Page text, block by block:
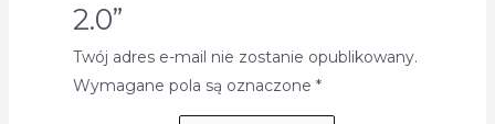
2.0”
Twój adres e-mail nie zostanie opublikowany.
Wymagane pola są oznaczone *